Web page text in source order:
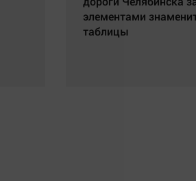
элементами
таблицы